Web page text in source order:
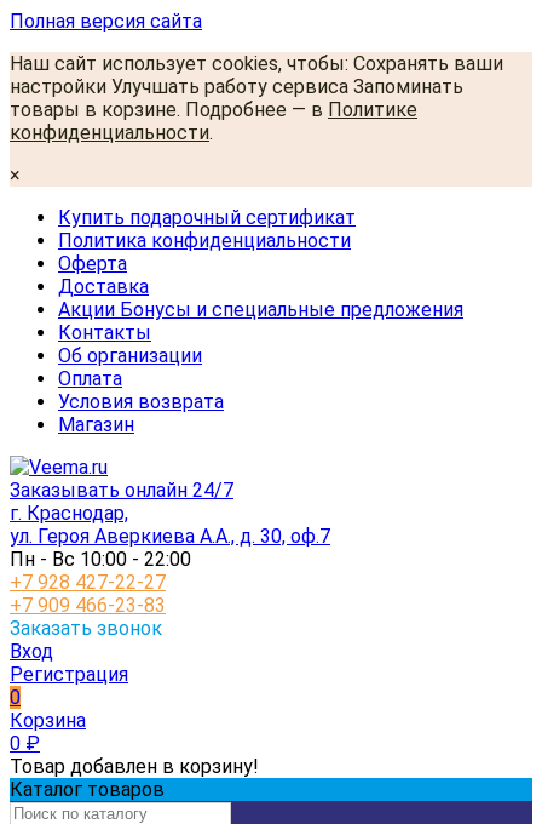
Полная версия сайта
Наш сайт использует cookies, чтобы: Сохранять ваши
настройки Улучшать работу сервиса Запоминать
товары в корзине. Подробнее — в Политике
конфиденциальности.
×
Купить подарочный сертификат
Политика конфиденциальности
Оферта
Доставка
Акции Бонусы и специальные предложения
Контакты
Об организации
Оплата
Условия возврата
Магазин
Заказывать онлайн 24/7
г. Краснодар,
ул. Героя Аверкиева А.А., д. 30, оф.7
Пн - Вс 10:00 - 22:00
+7 928 427-22-27
+7 909 466-23-83
Заказать звонок
Вход
Регистрация
0
Корзина
0 ₽
Товар добавлен в корзину!
Каталог товаров